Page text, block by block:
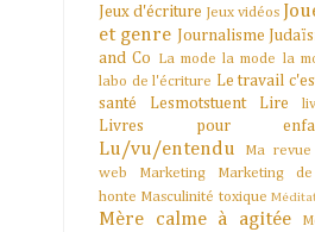
Jeux d'écriture Jeux vidéos
et genre
Journalisme
and Co
La mode la mode la
labo de l'écriture Le travail
santé
Lesmotstuent Lire
Livres pour
Lu/vu/entendu
Ma
web
Marketing
Marketing
honte Masculinité toxique
Mère calme à agitée